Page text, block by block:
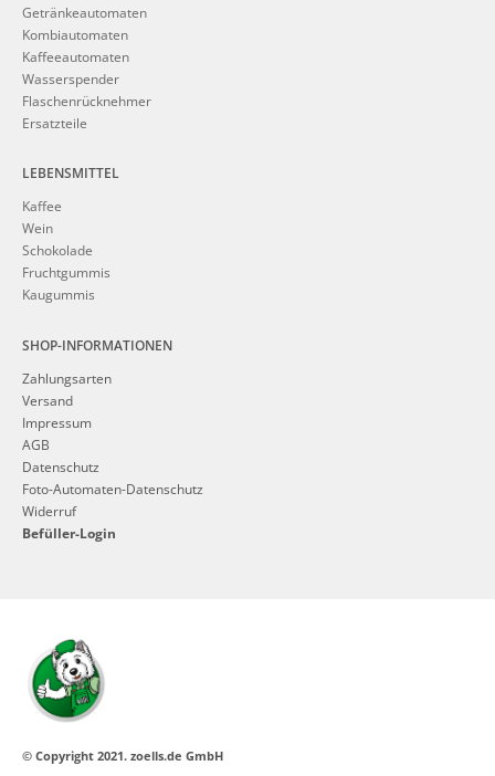
Getränkeautomaten
Kombiautomaten
Kaffeeautomaten
Wasserspender
Flaschenrücknehmer
Ersatzteile
LEBENSMITTEL
Kaffee
Wein
Schokolade
Fruchtgummis
Kaugummis
SHOP-INFORMATIONEN
Zahlungsarten
Versand
Impressum
AGB
Datenschutz
Foto-Automaten-Datenschutz
Widerruf
Befüller-Login
© Copyright 2021. zoells.de GmbH